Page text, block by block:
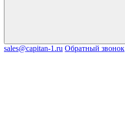
sales@capitan-1.ru Обратный звонок